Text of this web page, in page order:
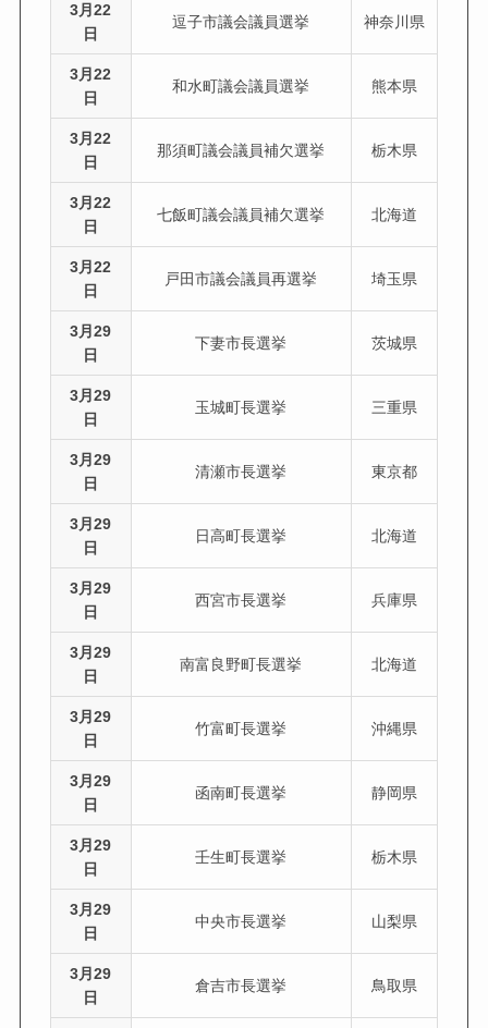
3月22
日
逗子市議会議員選挙 神奈川県
3月22
日
和水町議会議員選挙 熊本県
3月22
日
那須町議会議員補欠選挙 栃木県
3月22
日
七飯町議会議員補欠選挙 北海道
3月22
日
戸田市議会議員再選挙 埼玉県
3月29
日
下妻市長選挙 茨城県
3月29
日
玉城町長選挙 三重県
3月29
日
清瀬市長選挙 東京都
3月29
日
日高町長選挙 北海道
3月29
日
西宮市長選挙 兵庫県
3月29
日
南富良野町長選挙 北海道
3月29
日
竹富町長選挙 沖縄県
3月29
日
函南町長選挙 静岡県
3月29
日
壬生町長選挙 栃木県
3月29
日
中央市長選挙 山梨県
3月29
日
倉吉市長選挙 鳥取県